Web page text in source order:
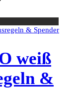
weiß
&